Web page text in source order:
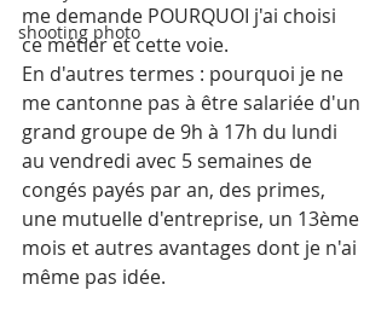
shooting photo
me demande POURQUOI j'ai choisi
ce métier et cette voie.
En d'autres termes : pourquoi je ne
me cantonne pas à être salariée d'un
grand groupe de 9h à 17h du lundi
au vendredi avec 5 semaines de
congés payés par an, des primes,
une mutuelle d'entreprise, un 13ème
mois et autres avantages dont je n'ai
même pas idée.